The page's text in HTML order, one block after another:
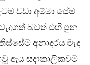
වඩා අම්මා සේම
බවත් එහි පුන
අනාදරය මැද
ඇය සදාකාලිකවම